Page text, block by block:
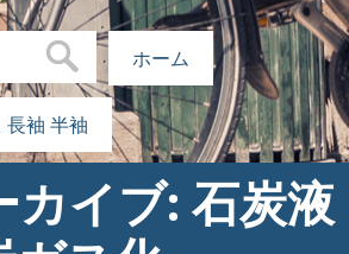
ホーム
長袖 半袖
カイブ: 石炭液